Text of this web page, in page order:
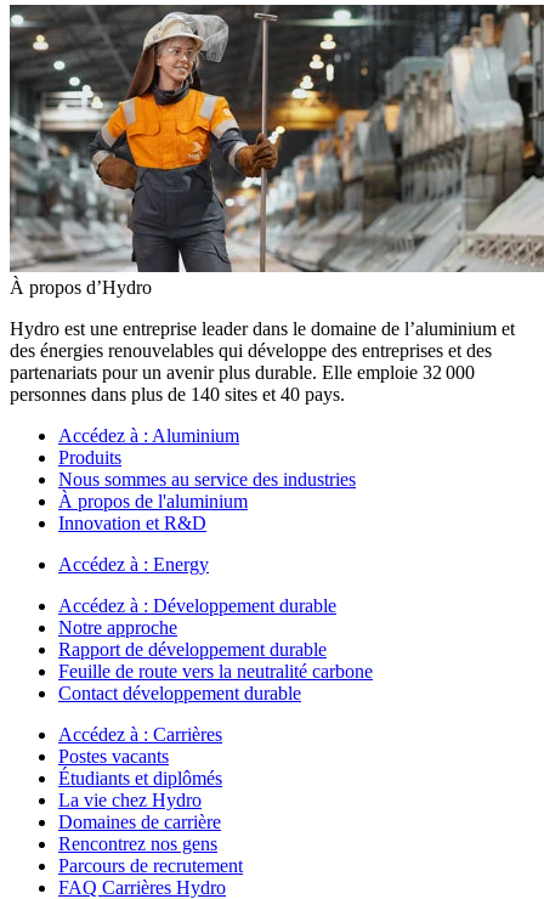
À propos d’Hydro
Hydro est une entreprise leader dans le domaine de l’aluminium et
des énergies renouvelables qui développe des entreprises et des
partenariats pour un avenir plus durable. Elle emploie 32 000
personnes dans plus de 140 sites et 40 pays.
Accédez à : Aluminium
Produits
Nous sommes au service des industries
À propos de l'aluminium
Innovation et R&D
Accédez à : Energy
Accédez à : Développement durable
Notre approche
Rapport de développement durable
Feuille de route vers la neutralité carbone
Contact développement durable
Accédez à : Carrières
Postes vacants
Étudiants et diplômés
La vie chez Hydro
Domaines de carrière
Rencontrez nos gens
Parcours de recrutement
FAQ Carrières Hydro